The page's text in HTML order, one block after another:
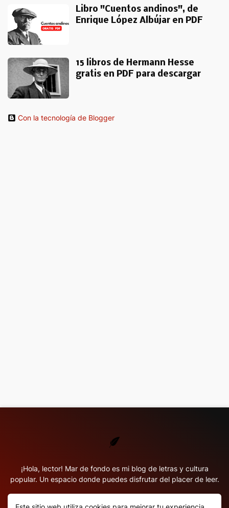
Libro "Cuentos andinos", de
Enrique López Albújar en PDF
15 libros de Hermann Hesse
gratis en PDF para descargar
Con la tecnología de Blogger
¡Hola, lector! Mar de fondo es mi blog de letras y cultura
popular. Un espacio donde puedes disfrutar del placer de leer.